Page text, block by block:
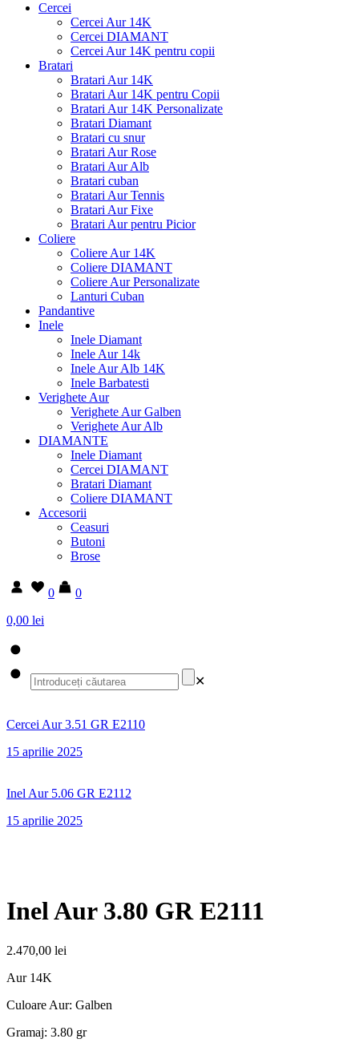
Cercei
Cercei Aur 14K
Cercei DIAMANT
Cercei Aur 14K pentru copii
Bratari
Bratari Aur 14K
Bratari Aur 14K pentru Copii
Bratari Aur 14K Personalizate
Bratari Diamant
Bratari cu snur
Bratari Aur Rose
Bratari Aur Alb
Bratari cuban
Bratari Aur Tennis
Bratari Aur Fixe
Bratari Aur pentru Picior
Coliere
Coliere Aur 14K
Coliere DIAMANT
Coliere Aur Personalizate
Lanturi Cuban
Pandantive
Inele
Inele Diamant
Inele Aur 14k
Inele Aur Alb 14K
Inele Barbatesti
Verighete Aur
Verighete Aur Galben
Verighete Aur Alb
DIAMANTE
Inele Diamant
Cercei DIAMANT
Bratari Diamant
Coliere DIAMANT
Accesorii
Ceasuri
Butoni
Brose
0
0
0,00 lei
✕
Cercei Aur 3.51 GR E2110
15 aprilie 2025
Inel Aur 5.06 GR E2112
15 aprilie 2025
Inel Aur 3.80 GR E2111
2.470,00 lei
Aur 14K
Culoare Aur: Galben
Gramaj: 3.80 gr